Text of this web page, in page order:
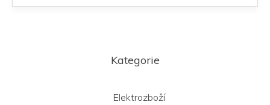
Kategorie
Elektrozboží